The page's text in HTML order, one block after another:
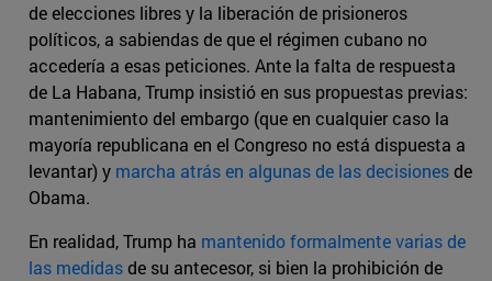
de elecciones libres y la liberación de prisioneros
políticos, a sabiendas de que el régimen cubano no
accedería a esas peticiones. Ante la falta de respuesta
de La Habana, Trump insistió en sus propuestas previas:
mantenimiento del embargo (que en cualquier caso la
mayoría republicana en el Congreso no está dispuesta a
levantar) y marcha atrás en algunas de las decisionesde
Obama.
En realidad, Trump ha mantenido formalmente varias de
las medidasde su antecesor, si bien la prohibición de